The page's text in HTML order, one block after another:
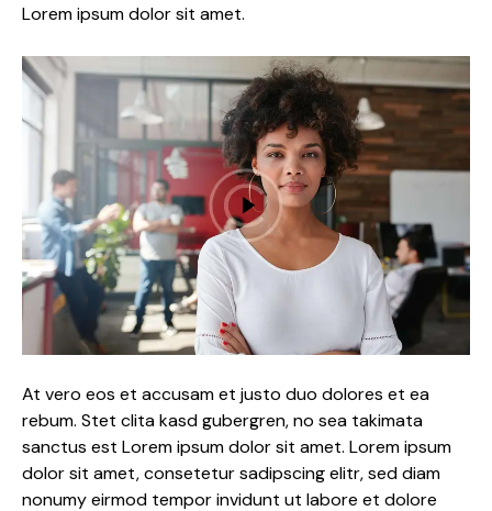
Lorem ipsum dolor sit amet.
At vero eos et accusam et justo duo dolores et ea
rebum. Stet clita kasd gubergren, no sea takimata
sanctus est Lorem ipsum dolor sit amet. Lorem ipsum
dolor sit amet, consetetur sadipscing elitr, sed diam
nonumy eirmod tempor invidunt ut labore et dolore